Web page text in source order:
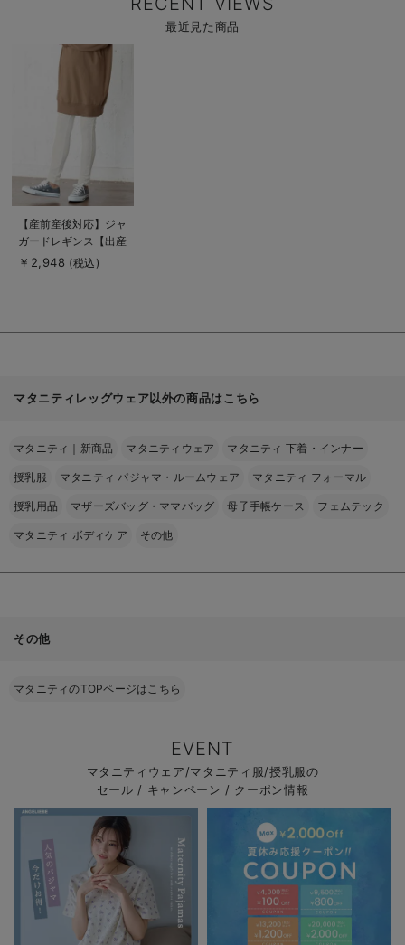
最近見た商品
商
品
詳
を
【産前産後対応】ジャ
ガードレギンス【出産
後も長く使える】
￥2,948 (税込)
マタニティレッグウェア以外の商品はこちら
マタニティ｜新商品 マタニティウェア マタニティ 下着・インナー
授乳服 マタニティ パジャマ・ルームウェア マタニティ フォーマル
授乳用品 マザーズバッグ・ママバッグ 母子手帳ケース フェムテック
マタニティ ボディケア その他
その他
マタニティのTOPページはこちら
EVENT
マタニティウェア/マタニティ服/授乳服の
セール / キャンペーン / クーポン情報